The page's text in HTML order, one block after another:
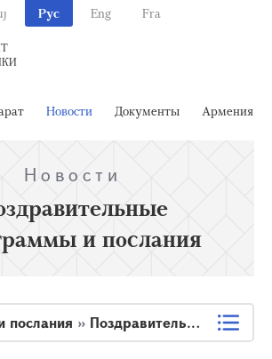
Рус Eng Fra
Новости Документы Армения
Новости
и послания
послания » Поздравительные телеграммы и послания